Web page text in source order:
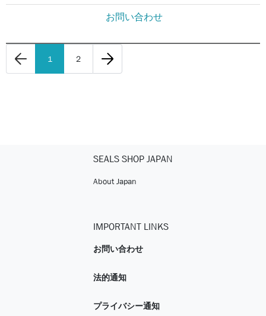
お問い合わせ
1 2
SEALS SHOP JAPAN
About Japan
IMPORTANT LINKS
お問い合わせ
法的通知
プライバシー通知